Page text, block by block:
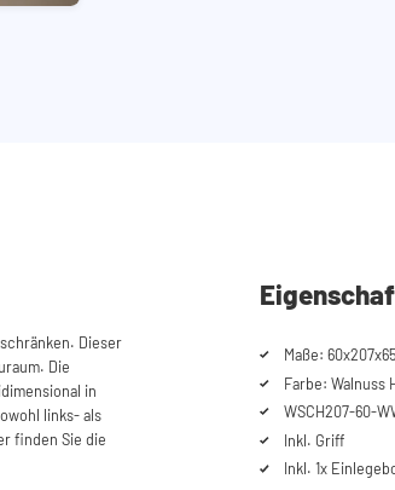
Dieser
Die
in
links- als
finden Sie die
Maße:
Farbe: Walnuss
WSCH207-60-
Inkl. Griff
Inkl. 1x